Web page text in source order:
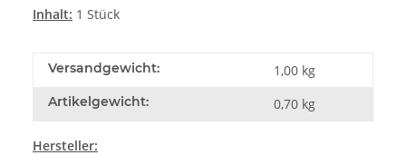
Inhalt: 1 Stück
Versandgewicht: 1,00 kg
Artikelgewicht: 0,70 kg
Hersteller: